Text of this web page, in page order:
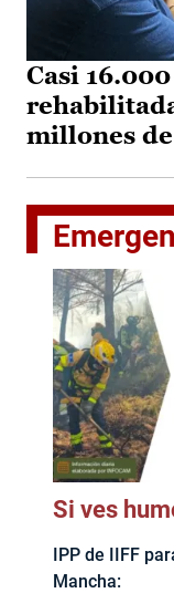
Casi
millones
Si ves
IPP de IIFF
Mancha: